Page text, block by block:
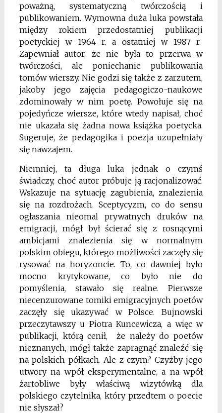
poważną, systematyczną twórczością i
publikowaniem. Wymowna duża luka powstała
między rokiem przedostatniej publikacji
poetyckiej w 1964 r. a ostatniej w 1987 r.
Zapewniał autor, że nie była to przerwa w
twórczości, ale poniechanie publikowania
tomów wierszy. Nie godzi się także z zarzutem,
jakoby jego zajęcia pedagogiczo-naukowe
zdominowały w nim poetę. Powołuje się na
pojedyńcze wiersze, które wtedy napisał, choć
nie ukazała się żadna nowa książka poetycka.
Sugeruje, że pedagogika i poezja uzupełniały
się nawzajem.
Niemniej, ta długa luka jednak o czymś
świadczy, choć autor próbuje ją racjonalizować.
Wskazuje na sytuację zagubienia, znalezienia
się na rozdrożach. Sceptycyzm, co do sensu
ogłaszania nieomal prywatnych druków na
emigracji, mógł był ścierać się z rosnącymi
ambicjami znalezienia się w normalnym
polskim obiegu, którego możliwości zaczęły się
rysować na horyzoncie. To, co dawniej było
mocno krytykowane, co było nie do
pomyślenia, stawało się realne. Pierwsze
niecenzurowane tomiki emigracyjnych poetów
zaczęły się ukazywać w Polsce. Bujnowski
przeczytawszy u Piotra Kuncewicza, a więc w
publikacji, którą cenił, że należy do poetów
nieznanych, mógł także zapragnąć znaleźć się
na polskich półkach. Ale z czym? Czyżby jego
utwory na wpół eksperymentalne, a na wpół
żartobliwe były właściwą wizytówką dla
polskiego czytelnika, który przedtem o poecie
nie słyszał?